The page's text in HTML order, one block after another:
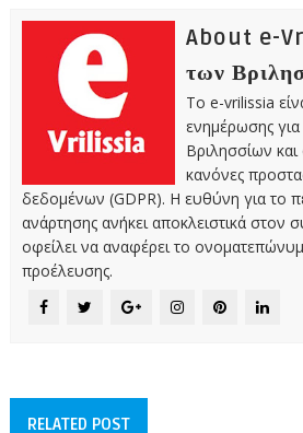
About e-
των
Το e-vrilissia
ενημέρωσης
Βριλησσίων
κανόνες
δεδομένων (GDPR). Η ευθύνη για το
ανάρτησης ανήκει αποκλειστικά στον
οφείλει να αναφέρει το
προέλευσης.
RELATED POST